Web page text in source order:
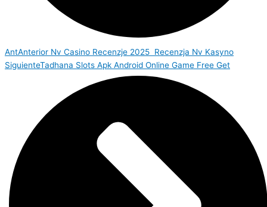
AntAnterior Nv Casino Recenzje 2025 ️ Recenzja Nv Kasyno
SiguienteTadhana Slots Apk Android Online Game Free Get